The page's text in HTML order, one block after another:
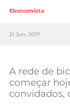
Ekonomista
21 Jun, 2017
A rede de
começar
convidados,